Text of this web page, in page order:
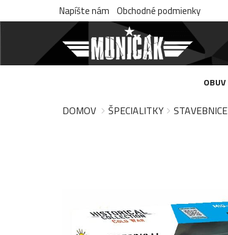
Napíšte nám Obchodné podmienky
OBUV
DOMOV ŠPECIALITKY STAVEBNICE